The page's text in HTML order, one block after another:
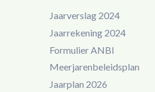
Jaarverslag 2024
Jaarrekening 2024
Formulier ANBI
Meerjarenbeleidsplan
Jaarplan 2026